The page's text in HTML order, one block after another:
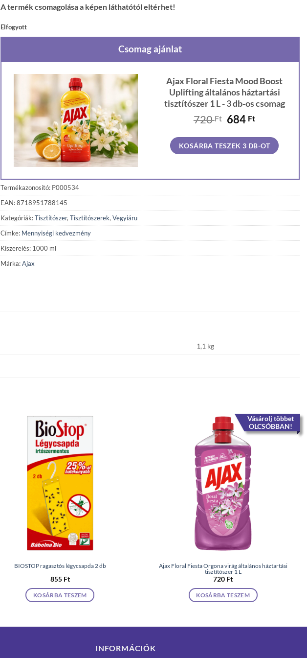
A termék csomagolása a képen láthatótól eltérhet!
Elfogyott
Csomag ajánlat
Ajax Floral Fiesta Mood Boost
Uplifting általános háztartási
tisztítószer 1 L - 3 db-os csomag
720Ft Original
was:
720 Ft.
684 FtCurrent
is:
684 Ft.
KOSÁRBA TESZEK 3 DB-OT
Termékazonosító: P000534
EAN: 8718951788145
Kategóriák:Tisztítószer, Tisztítószerek, Vegyiáru
Címke: Mennyiségi kedvezmény
Kiszerelés: 1000 ml
Márka:Ajax
1,1 kg
BIOSTOP ragasztós légycsapda 2 db
855 Ft
KOSÁRBA TESZEM
Vásárolj többet
OLCSÓBBAN!
Ajax Floral Fiesta Orgona virág általános háztartási
tisztítószer 1 L
720 Ft
KOSÁRBA TESZEM
INFORMÁCIÓK